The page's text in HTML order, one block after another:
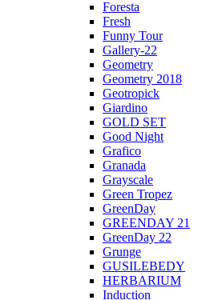
Foresta
Fresh
Funny Tour
Gallery-22
Geometry
Geometry 2018
Geotropick
Giardino
GOLD SET
Good Night
Grafico
Granada
Grayscale
Green Tropez
GreenDay
GREENDAY 21
GreenDay 22
Grunge
GUSILEBEDY
HERBARIUM
Induction